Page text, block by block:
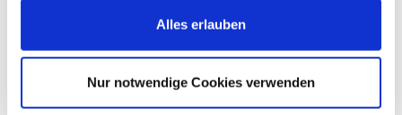
Alles erlauben
Nur notwendige Cookies verwenden
Heinemeyer Teak Safe
Tischplattenhaube rund bis 130cm,